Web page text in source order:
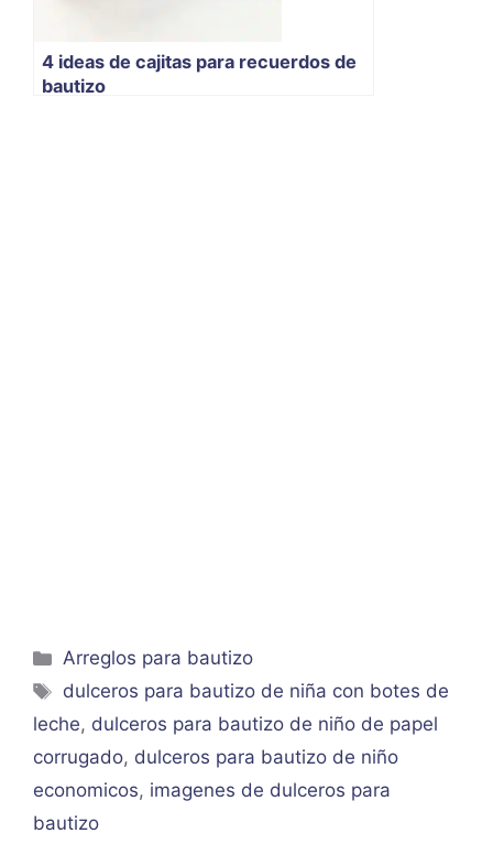
4 ideas de cajitas para recuerdos de
bautizo
Categorías
Arreglos para bautizo
Etiquetas
dulceros para bautizo de niña con botes de
leche, dulceros para bautizo de niño de papel
corrugado, dulceros para bautizo de niño
economicos, imagenes de dulceros para
bautizo